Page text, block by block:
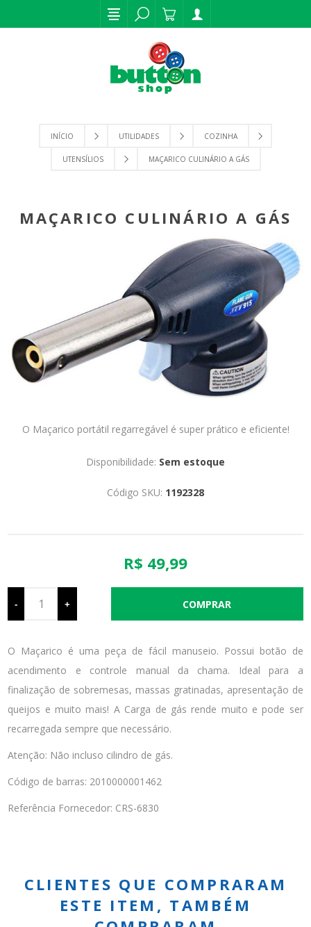
INÍCIO UTILIDADES COZINHA
UTENSÍLIOS MAÇARICO CULINÁRIO A GÁS
MAÇARICO CULINÁRIO A GÁS
O Maçarico portátil regarregável é super prático e eficiente!
Disponibilidade: Sem estoque
Código SKU: 1192328
R$ 49,99
- +
O Maçarico é uma peça de fácil manuseio. Possui botão de
acendimento e controle manual da chama. Ideal para a
finalização de sobremesas, massas gratinadas, apresentação de
queijos e muito mais! A Carga de gás rende muito e pode ser
recarregada sempre que necessário.
Atenção: Não incluso cilindro de gás.
Código de barras: 2010000001462
Referência Fornecedor: CRS-6830
CLIENTES QUE COMPRARAM
ESTE ITEM, TAMBÉM